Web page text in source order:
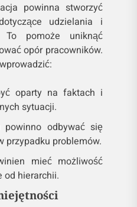
powinna stworzyć
udzielania i
To pomoże uniknąć
opór pracowników.
oparty na faktach i
sytuacji.
powinno odbywać się
przypadku problemów.
mieć możliwość
od hierarchii.